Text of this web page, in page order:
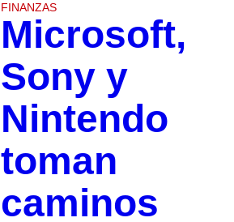
FINANZAS
Microsoft,
Sony y
Nintendo
toman
caminos